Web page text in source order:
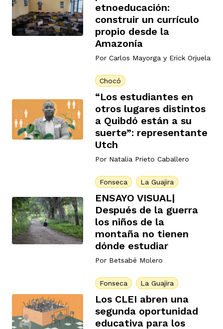
etnoeducación:
construir un currículo
propio desde la
Amazonía
Por Carlos Mayorga y Erick Orjuela
Chocó
“Los estudiantes en
otros lugares distintos
a Quibdó están a su
suerte”: representante
Utch
Por Natalia Prieto Caballero
Fonseca La Guajira
ENSAYO VISUAL|
Después de la guerra
los niños de la
montaña no tienen
dónde estudiar
Por Betsabé Molero
Fonseca La Guajira
Los CLEI abren una
segunda oportunidad
educativa para los
de Atrato
armado
país
de Atrato
fórmula
de estilo
equipo
nuestro contenido